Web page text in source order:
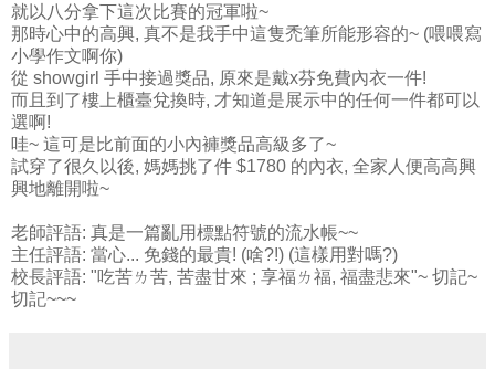
就以八分拿下這次比賽的冠軍啦~
那時心中的高興, 真不是我手中這隻禿筆所能形容的~ (喂喂寫
小學作文啊你)
從 showgirl 手中接過獎品, 原來是戴x芬免費內衣一件!
而且到了樓上櫃臺兌換時, 才知道是展示中的任何一件都可以
選啊!
哇~ 這可是比前面的小內褲獎品高級多了~
試穿了很久以後, 媽媽挑了件 $1780 的內衣, 全家人便高高興
興地離開啦~
老師評語: 真是一篇亂用標點符號的流水帳~~
主任評語: 當心... 免錢的最貴! (啥?!) (這樣用對嗎?)
校長評語: "吃苦ㄌ苦, 苦盡甘來 ; 享福ㄌ福, 福盡悲來"~ 切記~
切記~~~